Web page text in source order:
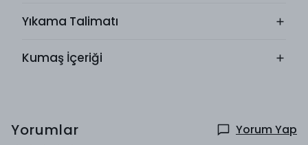
Yıkama Talimatı
Kumaş İçeriği
Yorumlar Yorum Yap